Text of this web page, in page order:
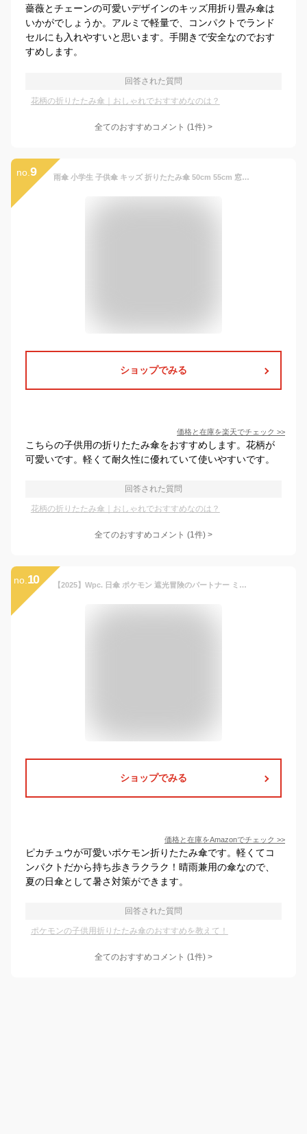
薔薇とチェーンの可愛いデザインのキッズ用折り畳み傘は
いかがでしょうか。アルミで軽量で、コンパクトでランド
セルにも入れやすいと思います。手開きで安全なのでおす
すめします。
回答された質問
花柄の折りたたみ傘｜おしゃれでおすすめなのは？
全てのおすすめコメント (1件) >
no. 9 雨傘 小学生 子供傘 キッズ 折りたたみ傘 50cm 55cm 窓付き リフレクトテープ 通学 花柄 チェック 恐竜 ダイナソー キッズ 軽量 耐風傘 晴雨兼用 コンパクト UVカット加工 母の日 ギフト
ショップでみる
価格と在庫を楽天でチェック >>
こちらの子供用の折りたたみ傘をおすすめします。花柄が
可愛いです。軽くて耐久性に優れていて使いやすいです。
回答された質問
花柄の折りたたみ傘｜おしゃれでおすすめなのは？
全てのおすすめコメント (1件) >
no. 10 【2025】Wpc. 日傘 ポケモン 遮光冒険のパートナー ミニ イエロー（ピカチュウ） ≪遮光率100%/UVカット率100%/・UPF50＋/遮熱/晴雨兼用≫ 折りたたみ傘 軽量 コラボ コンパクト メンズ レディース 801-PM001-102
ショップでみる
価格と在庫をAmazonでチェック >>
ピカチュウが可愛いポケモン折りたたみ傘です。軽くてコ
ンパクトだから持ち歩きラクラク！晴雨兼用の傘なので、
夏の日傘として暑さ対策ができます。
回答された質問
ポケモンの子供用折りたたみ傘のおすすめを教えて！
全てのおすすめコメント (1件) >